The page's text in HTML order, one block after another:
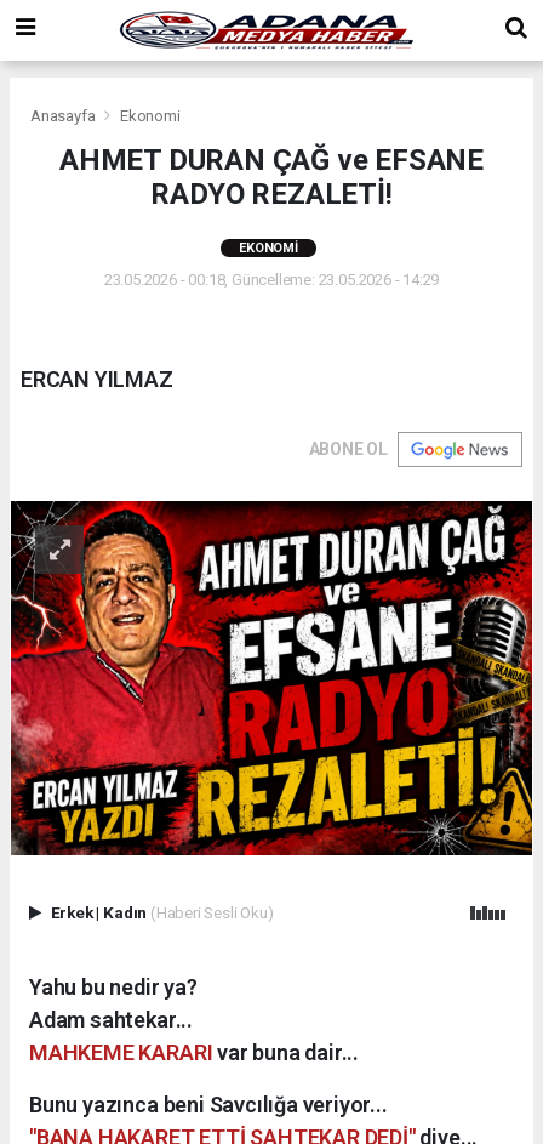
Anasayfa Ekonomi
AHMET DURAN ÇAĞ ve EFSANE
RADYO REZALETİ!
EKONOMI
23.05.2026 - 00:18, Güncelleme: 23.05.2026 - 14:29
ERCAN YILMAZ
ABONE OL
Erkek| Kadın (Haberi Sesli Oku)
Yahu bu nedir ya?
Adam sahtekar...
MAHKEME KARARIvar buna dair...
Bunu yazınca beni Savcılığa veriyor...
"BANA HAKARET ETTİ SAHTEKAR DEDİ"diye...